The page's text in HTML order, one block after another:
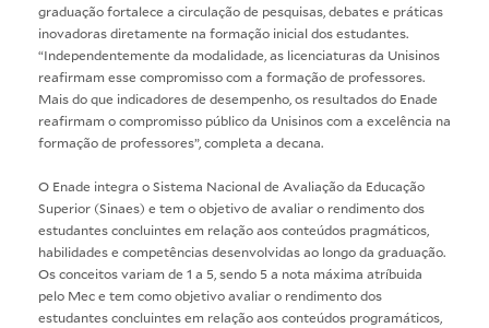
graduação fortalece a circulação de pesquisas, debates e práticas
inovadoras diretamente na formação inicial dos estudantes.
“Independentemente da modalidade, as licenciaturas da Unisinos
reafirmam esse compromisso com a formação de professores.
Mais do que indicadores de desempenho, os resultados do Enade
reafirmam o compromisso público da Unisinos com a excelência na
formação de professores”, completa a decana.
O Enade integra o Sistema Nacional de Avaliação da Educação
Superior (Sinaes) e tem o objetivo de avaliar o rendimento dos
estudantes concluintes em relação aos conteúdos pragmáticos,
habilidades e competências desenvolvidas ao longo da graduação.
Os conceitos variam de 1 a 5, sendo 5 a nota máxima atríbuida
pelo Mec e tem como objetivo avaliar o rendimento dos
estudantes concluintes em relação aos conteúdos programáticos,